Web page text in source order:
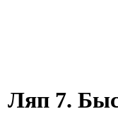
Ляп 7.